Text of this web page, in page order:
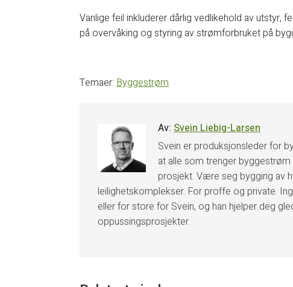
Vanlige feil inkluderer dårlig vedlikehold av utstyr,
på overvåking og styring av strømforbruket på
Temaer: Byggestrøm
Av: Svein Liebig-Larsen
Svein er produksjonsleder for
at alle som trenger
prosjekt. Være seg bygging av
leilighetskomplekser. For proffe og private.
eller for store for Svein, og han hjelper deg
oppussingsprosjekter.